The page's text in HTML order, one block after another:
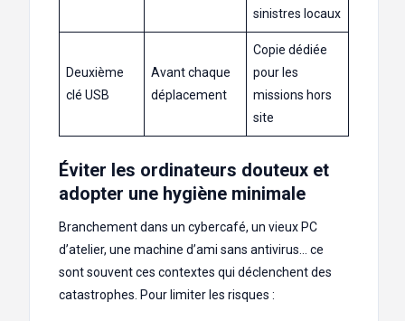
sinistres locaux
Deuxième
clé USB
Avant chaque
déplacement
Copie dédiée
pour les
missions hors
site
Éviter les ordinateurs douteux et
adopter une hygiène minimale
Branchement dans un cybercafé, un vieux PC
d’atelier, une machine d’ami sans antivirus… ce
sont souvent ces contextes qui déclenchent des
catastrophes. Pour limiter les risques :